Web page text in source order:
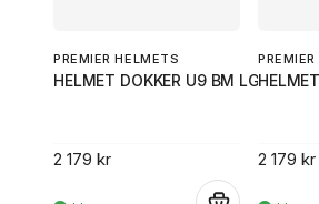
PREMIER HELMETS
HELMET DOKKER U9 BM LG
2 179 kr 2 179 kr